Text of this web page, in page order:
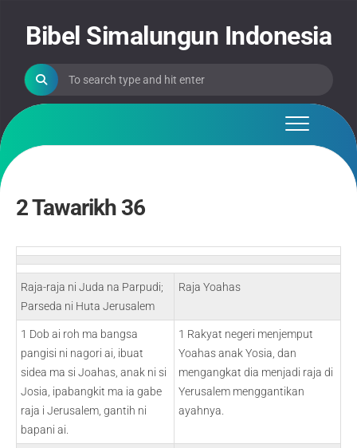
contentBibel Simalungun Indonesia
2 Tawarikh 36
Raja-raja ni Juda na Parpudi;
Parseda ni Huta Jerusalem
Raja Yoahas
1 Dob ai roh ma bangsa
pangisi ni nagori ai, ibuat
sidea ma si Joahas, anak ni si
Josia, ipabangkit ma ia gabe
raja i Jerusalem, gantih ni
bapani ai.
1 Rakyat negeri menjemput
Yoahas anak Yosia, dan
mengangkat dia menjadi raja di
Yerusalem menggantikan
ayahnya.